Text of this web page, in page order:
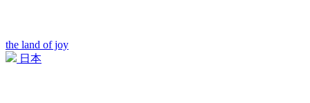
the land of joy
日本